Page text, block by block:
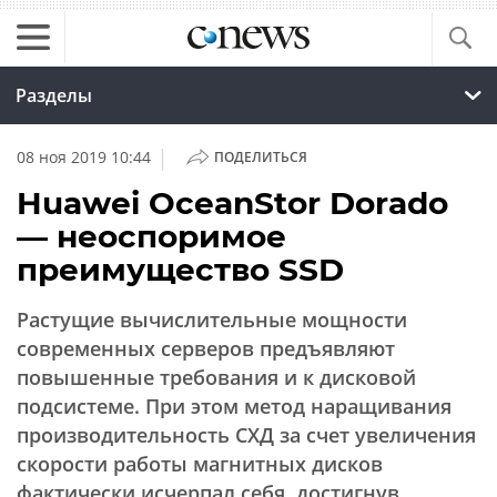
Разделы
08 ноя 2019 10:44 | ПОДЕЛИТЬСЯ
Huawei OceanStor Dorado
— неоспоримое
преимущество SSD
Растущие вычислительные мощности
современных серверов предъявляют
повышенные требования и к дисковой
подсистеме. При этом метод наращивания
производительность СХД за счет увеличения
скорости работы магнитных дисков